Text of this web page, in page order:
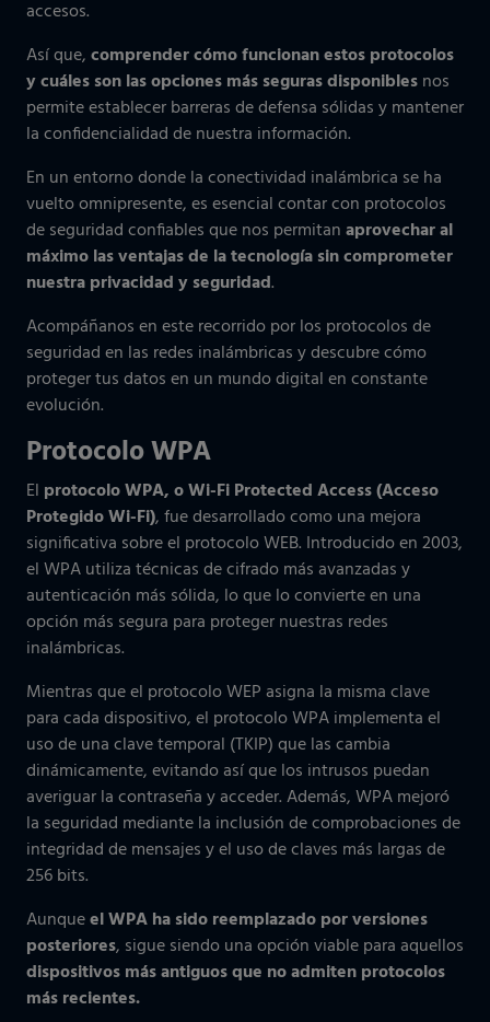
accesos.
Así que,comprender cómo funcionan estos protocolos
y cuáles son las opciones más seguras disponiblesnos
permite establecer barreras de defensa sólidas y mantener
la confidencialidad de nuestra información.
En un entorno donde la conectividad inalámbrica se ha
vuelto omnipresente, es esencial contar con protocolos
de seguridad confiables que nos permitanaprovechar al
máximo las ventajas de la tecnología sin comprometer
nuestra privacidad y seguridad.
Acompáñanos en este recorrido por los protocolos de
seguridad en las redes inalámbricas y descubre cómo
proteger tus datos en un mundo digital en constante
evolución.
Protocolo WPA
El protocolo WPA, o Wi-Fi Protected Access (Acceso
Protegido Wi-Fi), fue desarrollado como una mejora
significativa sobre el protocolo WEB. Introducido en 2003,
el WPA utiliza técnicas de cifrado más avanzadas y
autenticación más sólida, lo que lo convierte en una
opción más segura para proteger nuestras redes
inalámbricas.
Mientras que el protocolo WEP asigna la misma clave
para cada dispositivo, el protocolo WPA implementa el
uso de una clave temporal (TKIP) que las cambia
dinámicamente, evitando así que los intrusos puedan
averiguar la contraseña y acceder. Además, WPA mejoró
la seguridad mediante la inclusión de comprobaciones de
integridad de mensajes y el uso de claves más largas de
256 bits.
Aunqueel WPA ha sido reemplazado por versiones
posteriores, sigue siendo una opción viable para aquellos
dispositivos más antiguos que no admiten protocolos
más recientes.